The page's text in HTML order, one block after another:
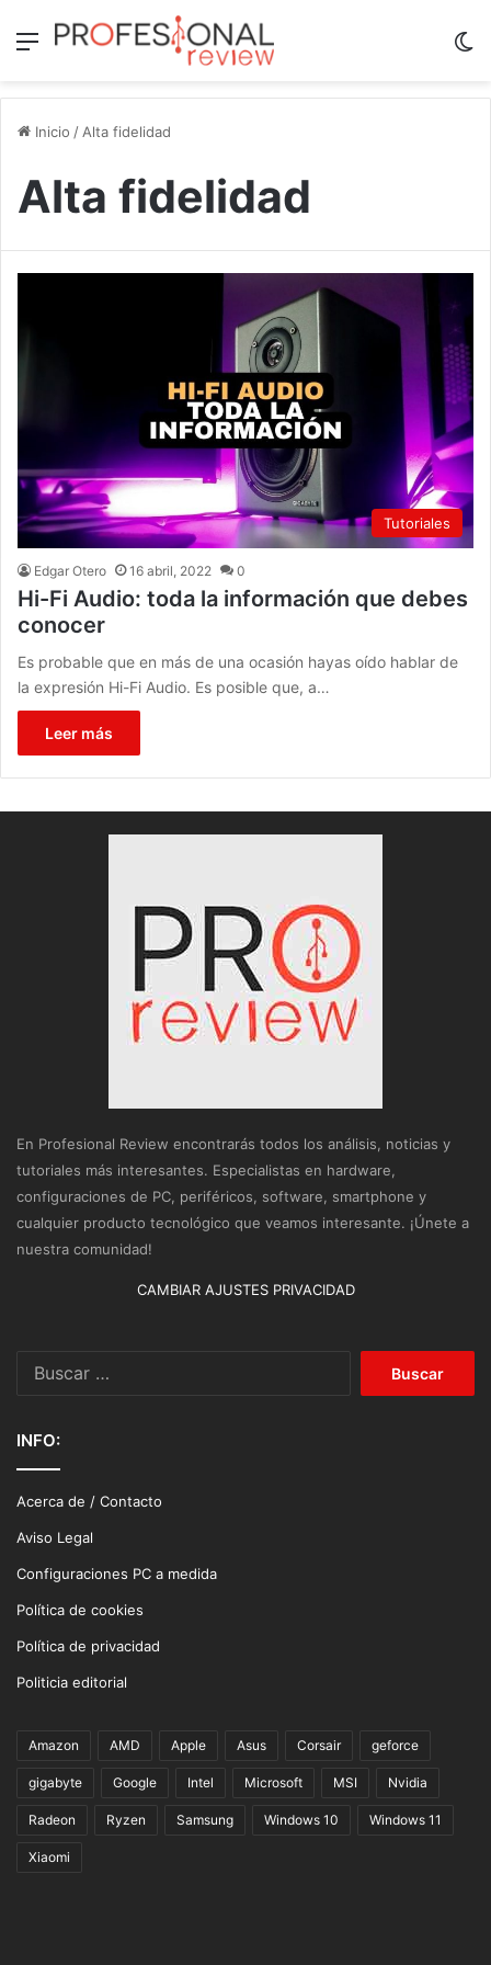
Menú
Inicio /Alta fidelidad
Alta fidelidad
Tutoriales
Edgar Otero 16 abril, 2022 0
Hi-Fi Audio: toda la información que debes
conocer
Es probable que en más de una ocasión hayas oído hablar de
la expresión Hi-Fi Audio. Es posible que, a…
Leer más
En Profesional Review encontrarás todos los análisis, noticias y
tutoriales más interesantes. Especialistas en hardware,
configuraciones de PC, periféricos, software, smartphone y
cualquier producto tecnológico que veamos interesante. ¡Únete a
nuestra comunidad!
CAMBIAR AJUSTES PRIVACIDAD
INFO:
Acerca de / Contacto
Aviso Legal
Configuraciones PC a medida
Política de cookies
Política de privacidad
Politicia editorial
Amazon AMD Apple Asus Corsair geforce
gigabyte Google Intel Microsoft MSI Nvidia
Radeon Ryzen Samsung Windows 10 Windows 11
Xiaomi